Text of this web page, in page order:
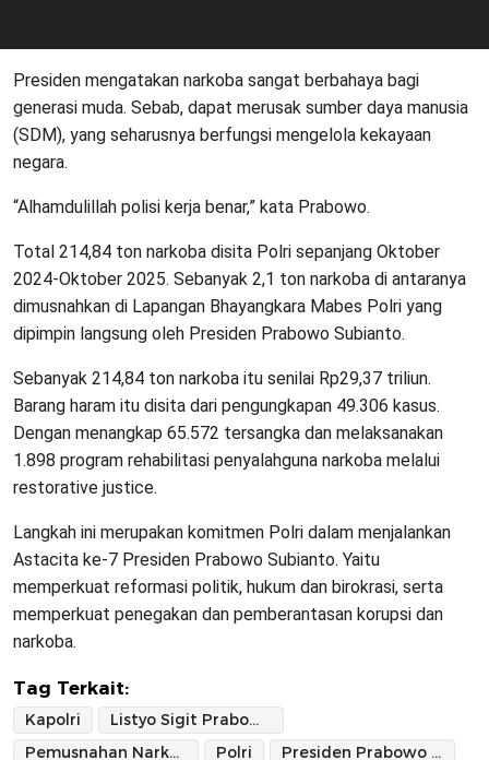
Presiden mengatakan narkoba sangat berbahaya bagi
generasi muda. Sebab, dapat merusak sumber daya manusia
(SDM), yang seharusnya berfungsi mengelola kekayaan
negara.
“Alhamdulillah polisi kerja benar,” kata Prabowo.
Total 214,84 ton narkoba disita Polri sepanjang Oktober
2024-Oktober 2025. Sebanyak 2,1 ton narkoba di antaranya
dimusnahkan di Lapangan Bhayangkara Mabes Polri yang
dipimpin langsung oleh Presiden Prabowo Subianto.
Sebanyak 214,84 ton narkoba itu senilai Rp29,37 triliun.
Barang haram itu disita dari pengungkapan 49.306 kasus.
Dengan menangkap 65.572 tersangka dan melaksanakan
1.898 program rehabilitasi penyalahguna narkoba melalui
restorative justice.
Langkah ini merupakan komitmen Polri dalam menjalankan
Astacita ke-7 Presiden Prabowo Subianto. Yaitu
memperkuat reformasi politik, hukum dan birokrasi, serta
memperkuat penegakan dan pemberantasan korupsi dan
narkoba.
Tag Terkait:
Kapolri
Listyo Sigit Prabowo
Pemusnahan Narkoba
Polri Presiden Prabowo Subianto